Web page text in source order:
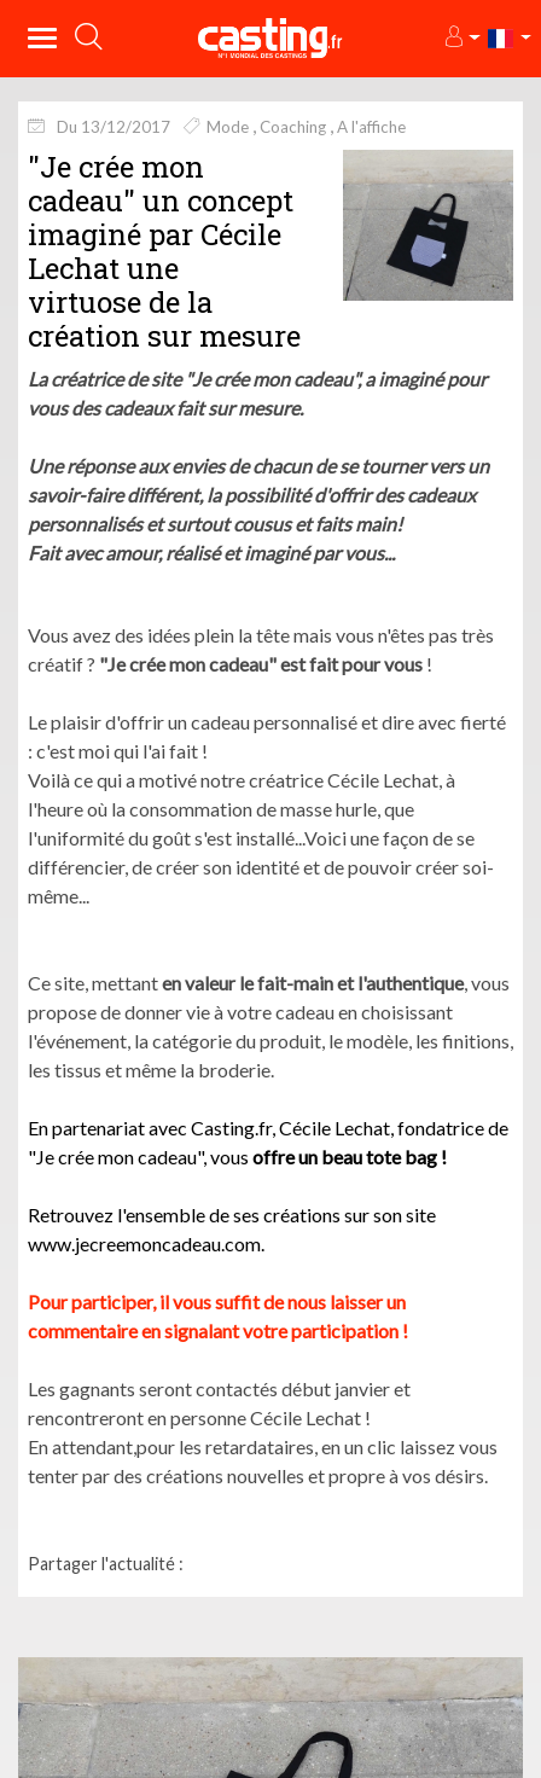
Du 13/12/2017 Mode Coaching A l'affiche
"Je crée mon
cadeau" un concept
imaginé par Cécile
Lechat une
virtuose de la
création sur mesure
La créatrice de site "Je crée mon cadeau", a imaginé pour
vous des cadeaux fait sur mesure.
Une réponse aux envies de chacun de se tourner vers un
savoir-faire différent, la possibilité d'offrir des cadeaux
personnalisés et surtout cousus et faits main!
Fait avec amour, réalisé et imaginé par vous...
Vous avez des idées plein la tête mais vous n'êtes pas très
créatif ? "Je crée mon cadeau" est fait pour vous !
Le plaisir d'offrir un cadeau personnalisé et dire avec fierté
: c'est moi qui l'ai fait !
Voilà ce qui a motivé notre créatrice Cécile Lechat, à
l'heure où la consommation de masse hurle, que
l'uniformité du goût s'est installé...Voici une façon de se
différencier, de créer son identité et de pouvoir créer soi-
même...
Ce site, mettanten valeur le fait-main et l'authentique, vous
propose de donner vie à votre cadeau en choisissant
l'événement, la catégorie du produit, le modèle, les finitions,
les tissus et même la broderie.
En partenariat avec Casting.fr, Cécile Lechat, fondatrice de
"Je crée mon cadeau", vous offre un beau tote bag !
Retrouvez l'ensemble de ses créations sur son site
www.jecreemoncadeau.com.
Pour participer, il vous suffit de nous laisser un
commentaire en signalant votre participation !
Les gagnants seront contactés début janvier et
rencontreront en personne Cécile Lechat !
En attendant,pour les retardataires, en un clic laissez vous
tenter par des créations nouvelles et propre à vos désirs.
Partager l'actualité :